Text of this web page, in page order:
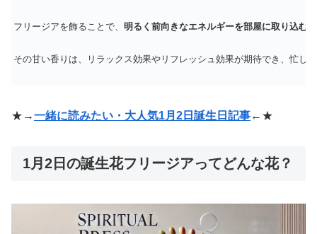
フリージアを飾ることで、 明るく前向きなエネルギーを部屋に取り込む
その甘い香りは、リラックス効果やリフレッシュ効果が期待でき、忙し
★→一緒に読みたい・大人気1月2日誕生日記事←★
1月2日の誕生花フリージアってどんな花？